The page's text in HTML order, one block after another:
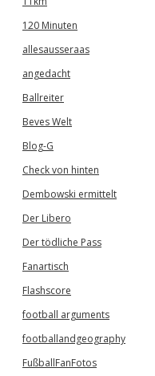
120 Minuten
allesausseraas
angedacht
Ballreiter
Beves Welt
Blog-G
Check von hinten
Dembowski ermittelt
Der Libero
Der tödliche Pass
Fanartisch
Flashscore
football arguments
footballandgeography
FußballFanFotos